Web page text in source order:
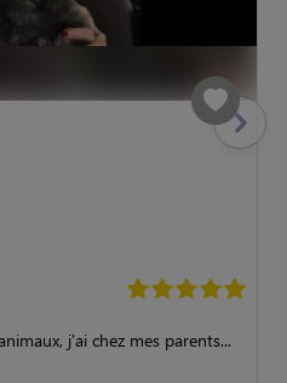
j'ai chez mes parents...
Suivant